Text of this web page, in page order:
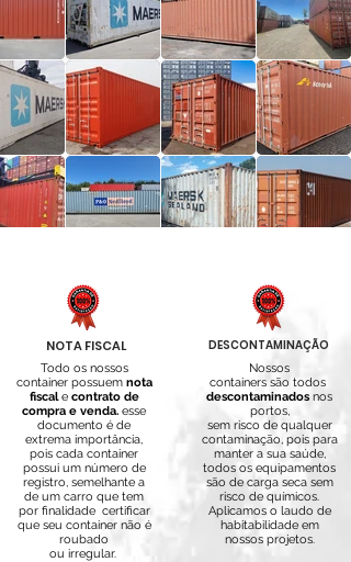
NOTA FISCAL
Todo os nossos
container possuem nota
fiscalecontrato de
compra e venda. esse
documento é de
extrema importância,
pois cada container
possui um número de
registro, semelhante a
de um carro que tem
por finalidade certificar
que seu container não é
roubado
ou irregular.
DESCONTAMINAÇÃO
Nossos
containers são todos
descontaminadosnos
portos,
sem risco de qualquer
contaminação, pois para
manter a sua saúde,
todos os equipamentos
são de carga seca sem
risco de químicos.
Aplicamos o laudo de
habitabilidade em
nossos projetos.